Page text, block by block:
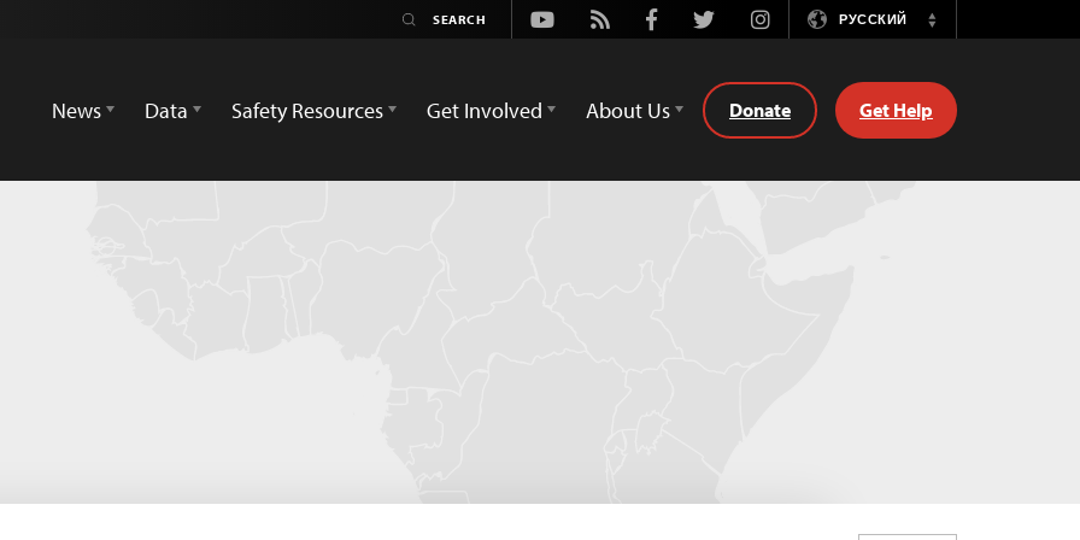
Youtube
Rss FacebookTwitterInstagramРУССКИЙ
Switch
News
Data Safety Resources Get Involved About Us Donate Get Help